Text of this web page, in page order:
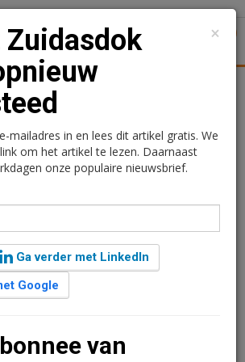
Achtergronden
wordt
aanbesteed
de minister van Infrastructuur &
van de gemeente
De reden hiervoor is dat het
De voorzichtige verwachting is
project uiterlijk in 2036 afgerond zal
×
Zuidasdok
mailadres in en lees dit artikel gratis. We
om het artikel te lezen. Daarnaast
onze populaire nieuwsbrief.
Ga verder met LinkedIn
Google
van